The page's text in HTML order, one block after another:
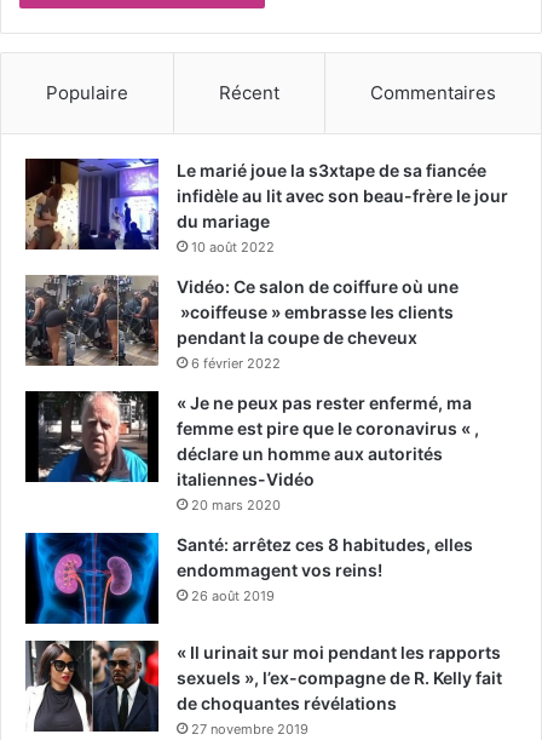
Populaire Récent Commentaires
Le marié joue la s3xtape de sa fiancée
infidèle au lit avec son beau-frère le jour
du mariage
10 août 2022
Vidéo: Ce salon de coiffure où une
»coiffeuse » embrasse les clients
pendant la coupe de cheveux
6 février 2022
« Je ne peux pas rester enfermé, ma
femme est pire que le coronavirus « ,
déclare un homme aux autorités
italiennes-Vidéo
20 mars 2020
Santé: arrêtez ces 8 habitudes, elles
endommagent vos reins!
26 août 2019
« Il urinait sur moi pendant les rapports
sexuels », l’ex-compagne de R. Kelly fait
de choquantes révélations
27 novembre 2019